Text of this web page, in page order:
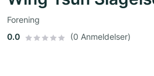
Forening
0.0
(0 Anmeldelser)